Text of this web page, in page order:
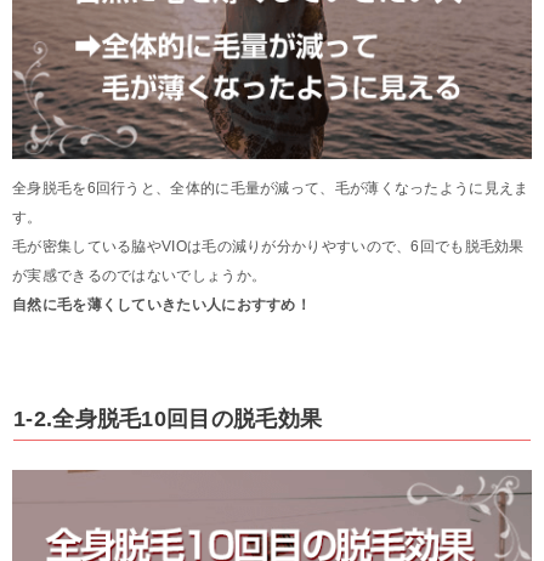
全身脱毛を6回行うと、全体的に毛量が減って、毛が薄くなったように見えま
す。
毛が密集している脇やVIOは毛の減りが分かりやすいので、6回でも脱毛効果
が実感できるのではないでしょうか。
自然に毛を薄くしていきたい人におすすめ！
1-2.全身脱毛10回目の脱毛効果